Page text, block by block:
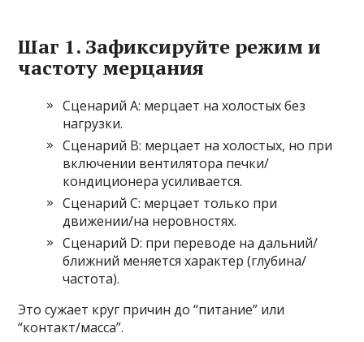
Шаг 1. Зафиксируйте режим и
частоту мерцания
Сценарий A: мерцает на холостых без
нагрузки.
Сценарий B: мерцает на холостых, но при
включении вентилятора печки/
кондиционера усиливается.
Сценарий C: мерцает только при
движении/на неровностях.
Сценарий D: при переводе на дальний/
ближний меняется характер (глубина/
частота).
Это сужает круг причин до “питание” или
“контакт/масса”.